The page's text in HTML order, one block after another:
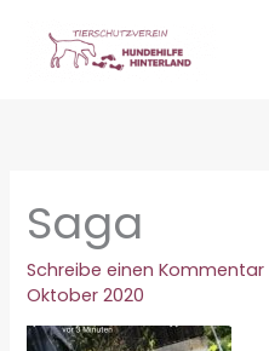
springen
Saga
Schreibe einen Kommentar
Oktober 2020